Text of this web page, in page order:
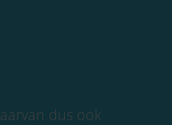
dus ook